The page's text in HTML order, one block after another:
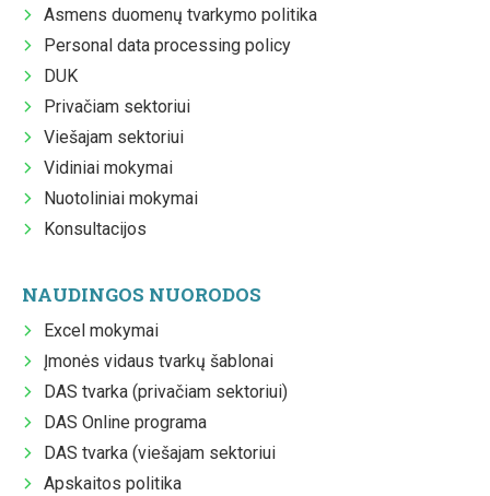
Asmens duomenų tvarkymo politika
Personal data processing policy
DUK
Privačiam sektoriui
Viešajam sektoriui
Vidiniai mokymai
Nuotoliniai mokymai
Konsultacijos
NAUDINGOS NUORODOS
Excel mokymai
Įmonės vidaus tvarkų šablonai
DAS tvarka (privačiam sektoriui)
DAS Online programa
DAS tvarka (viešajam sektoriui
Apskaitos politika